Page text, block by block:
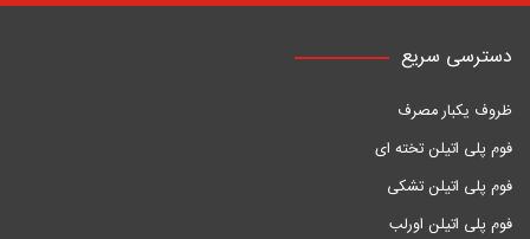
دسترسی سریع
ظروف یکبار مصرف
فوم پلی اتیلن تخته ای
فوم پلی اتیلن تشکی
فوم پلی اتیلن اورلب